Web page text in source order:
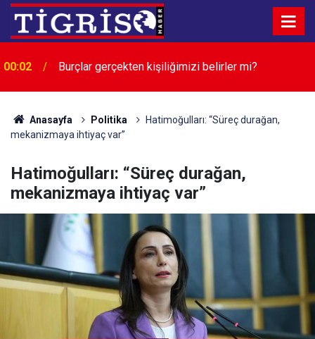
00:02 Burçlar gerçekten kişiliğimizi belirler mi?
00:02 HASTA TAŞIMA SEDYE SATIN ALINACAKTIR
Anasayfa Politika
Hatimoğulları: “Süreç durağan,
mekanizmaya ihtiyaç var”
Hatimoğulları: “Süreç durağan,
mekanizmaya ihtiyaç var”